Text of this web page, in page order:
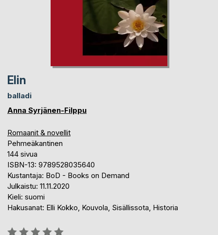
Elin
balladi
Anna Syrjänen-Filppu
Romaanit & novellit
Pehmeäkantinen
144 sivua
ISBN-13: 9789528035640
Kustantaja: BoD - Books on Demand
Julkaistu: 11.11.2020
Kieli: suomi
Hakusanat: Elli Kokko, Kouvola, Sisällissota, Historia
Arvostelu::